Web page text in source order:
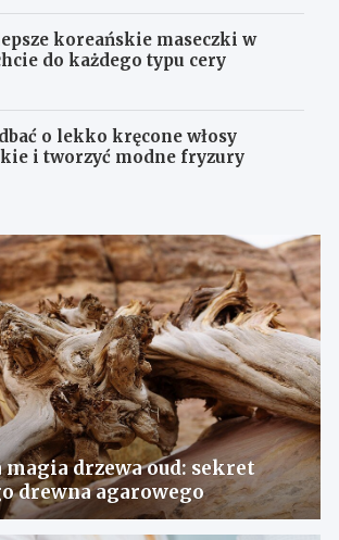
koreańskie maseczki w
do każdego typu cery
o lekko kręcone włosy
i tworzyć modne fryzury
drzewa oud: sekret
drewna agarowego